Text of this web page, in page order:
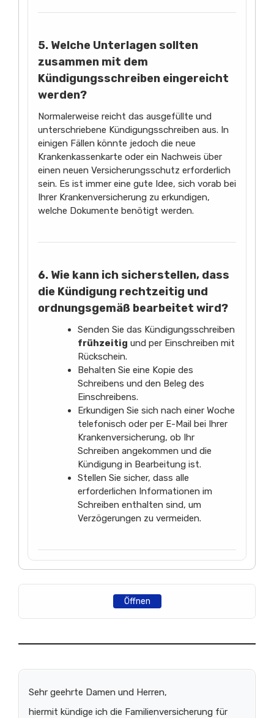
5. Welche Unterlagen sollten
zusammen mit dem
Kündigungsschreiben eingereicht
werden?
Normalerweise reicht das ausgefüllte und
unterschriebene Kündigungsschreiben aus. In
einigen Fällen könnte jedoch die neue
Krankenkassenkarte oder ein Nachweis über
einen neuen Versicherungsschutz erforderlich
sein. Es ist immer eine gute Idee, sich vorab bei
Ihrer Krankenversicherung zu erkundigen,
welche Dokumente benötigt werden.
6. Wie kann ich sicherstellen, dass
die Kündigung rechtzeitig und
ordnungsgemäß bearbeitet wird?
Senden Sie das Kündigungsschreiben
frühzeitig und per Einschreiben mit
Rückschein.
Behalten Sie eine Kopie des
Schreibens und den Beleg des
Einschreibens.
Erkundigen Sie sich nach einer Woche
telefonisch oder per E-Mail bei Ihrer
Krankenversicherung, ob Ihr
Schreiben angekommen und die
Kündigung in Bearbeitung ist.
Stellen Sie sicher, dass alle
erforderlichen Informationen im
Schreiben enthalten sind, um
Verzögerungen zu vermeiden.
Öffnen
Sehr geehrte Damen und Herren,
hiermit kündige ich die Familienversicherung für